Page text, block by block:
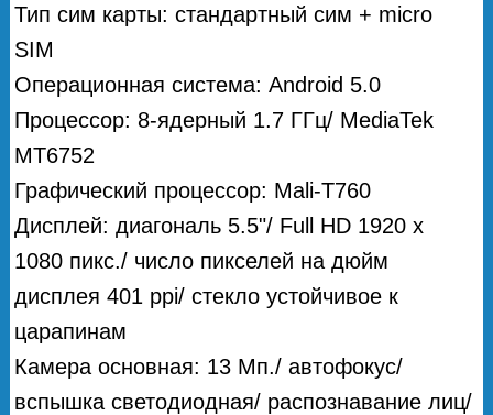
Тип сим карты: стандартный сим + micro
SIM
Операционная система: Android 5.0
Процессор: 8-ядерный 1.7 ГГц/ MediaTek
MT6752
Графический процессор: Mali-T760
Дисплей: диагональ 5.5"/ Full HD 1920 x
1080 пикс./ число пикселей на дюйм
дисплея 401 ppi/ стекло устойчивое к
царапинам
Камера основная: 13 Мп./ автофокус/
вспышка светодиодная/ распознавание лиц/